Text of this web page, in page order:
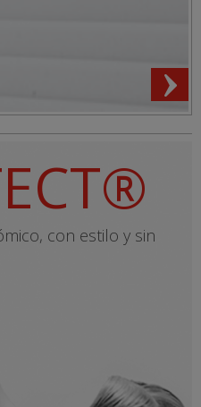
con estilo y sin